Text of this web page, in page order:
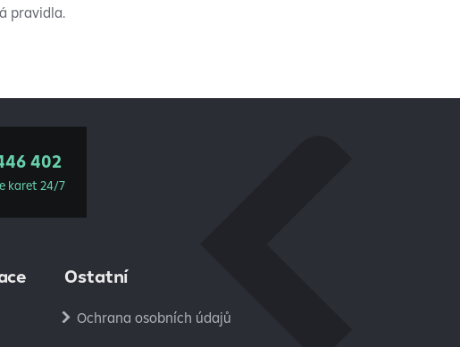
pravidla.
402
karet 24/7
Ostatní
Ochrana osobních údajů